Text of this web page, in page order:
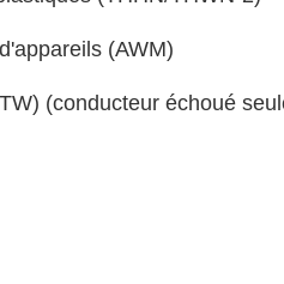
(AWM)
(conducteur échoué